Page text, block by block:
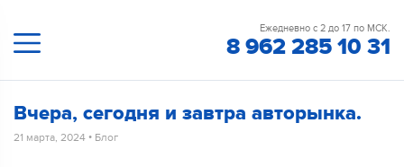
Ежедневно с 2 до 17 по МСК.
8 962 285 10 31
Вчера, сегодня и завтра авторынка.
21 марта, 2024 • Блог